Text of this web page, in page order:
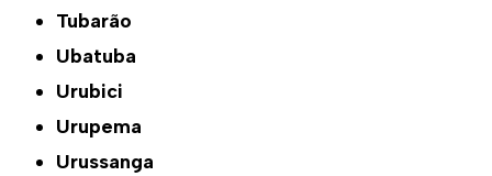
Tubarão
Ubatuba
Urubici
Urupema
Urussanga